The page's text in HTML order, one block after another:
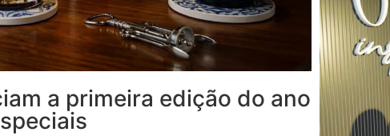
a primeira edição do ano